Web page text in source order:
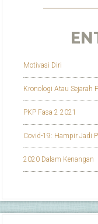
Motivasi Diri
Kronologi Atau Sejarah
PKP Fasa 2 2021
Covid-19: Hampir Jadi
2020 Dalam Kenangan